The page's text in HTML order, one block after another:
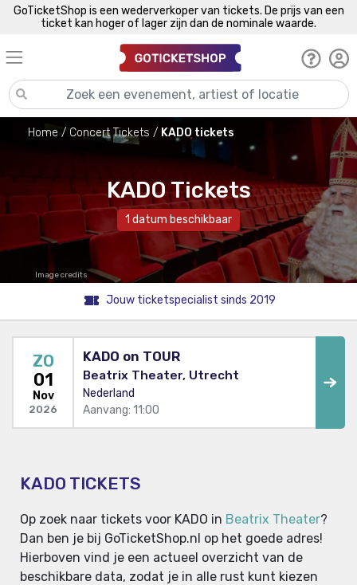
GoTicketShop is een wederverkoper van tickets. De prijs van een
ticket kan hoger of lager zijn dan de nominale waarde.
Home Concert Tickets KADO tickets
KADO Tickets
1 datum beschikbaar
Image credits
Jouw ticketspecialist sinds 2019
ZO
01
Nov
2026
KADO on TOUR
Beatrix Theater, Utrecht
Nederland
Aanvang: 11:00
KADO TICKETS
Op zoek naar tickets voor KADO in Beatrix Theater?
Dan ben je bij GoTicketShop.nl op het goede adres!
Hierboven vind je een actueel overzicht van de
beschikbare data, zodat je in alle rust kunt kiezen